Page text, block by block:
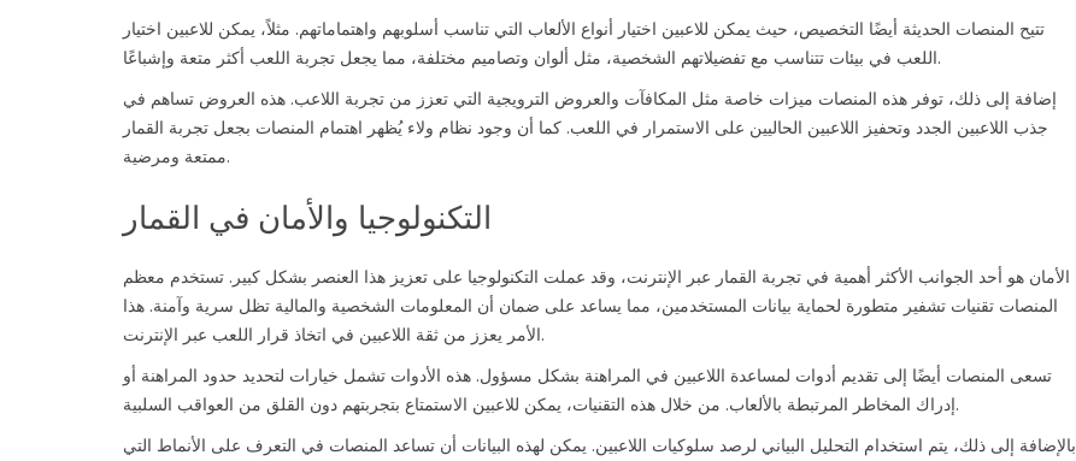
تتيح المنصات الحديثة أيضًا التخصيص، حيث يمكن للاعبين اختيار أنواع الألعاب التي تناسب أسلوبهم واهتماماتهم. مثلاً، يمكن للاعبين اختيار
اللعب في بيئات تتناسب مع تفضيلاتهم الشخصية، مثل ألوان وتصاميم مختلفة، مما يجعل تجربة اللعب أكثر متعة وإشباعًا.
إضافة إلى ذلك، توفر هذه المنصات ميزات خاصة مثل المكافآت والعروض الترويجية التي تعزز من تجربة اللاعب. هذه العروض تساهم في
جذب اللاعبين الجدد وتحفيز اللاعبين الحاليين على الاستمرار في اللعب. كما أن وجود نظام ولاء يُظهر اهتمام المنصات بجعل تجربة القمار
ممتعة ومرضية.
التكنولوجيا والأمان في القمار
الأمان هو أحد الجوانب الأكثر أهمية في تجربة القمار عبر الإنترنت، وقد عملت التكنولوجيا على تعزيز هذا العنصر بشكل كبير. تستخدم معظم
المنصات تقنيات تشفير متطورة لحماية بيانات المستخدمين، مما يساعد على ضمان أن المعلومات الشخصية والمالية تظل سرية وآمنة. هذا
الأمر يعزز من ثقة اللاعبين في اتخاذ قرار اللعب عبر الإنترنت.
تسعى المنصات أيضًا إلى تقديم أدوات لمساعدة اللاعبين في المراهنة بشكل مسؤول. هذه الأدوات تشمل خيارات لتحديد حدود المراهنة أو
إدراك المخاطر المرتبطة بالألعاب. من خلال هذه التقنيات، يمكن للاعبين الاستمتاع بتجربتهم دون القلق من العواقب السلبية.
بالإضافة إلى ذلك، يتم استخدام التحليل البياني لرصد سلوكيات اللاعبين. يمكن لهذه البيانات أن تساعد المنصات في التعرف على الأنماط التي